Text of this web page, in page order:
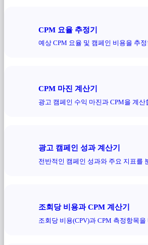
CPM 요율 추정기
예상 CPM 요율 및 캠페인 비용을 추
CPM 마진 계산기
광고 캠페인 수익 마진과 CPM을 계산
광고 캠페인 성과 계산기
전반적인 캠페인 성과와 주요 지표를
조회당 비용과 CPM 계산기
조회당 비용(CPV)과 CPM 측정항목을